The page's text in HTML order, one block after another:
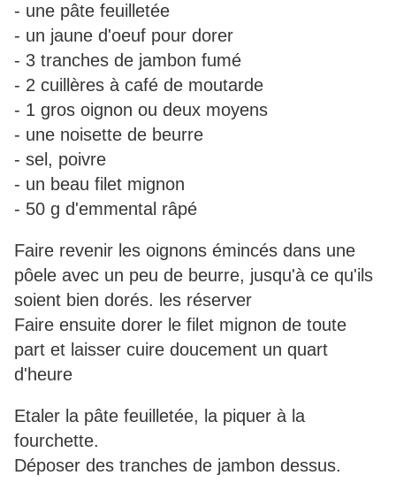
- une pâte feuilletée
- un jaune d'oeuf pour dorer
- 3 tranches de jambon fumé
- 2 cuillères à café de moutarde
- 1 gros oignon ou deux moyens
- une noisette de beurre
- sel, poivre
- un beau filet mignon
- 50 g d'emmental râpé
Faire revenir les oignons émincés dans une
pôele avec un peu de beurre, jusqu'à ce qu'ils
soient bien dorés. les réserver
Faire ensuite dorer le filet mignon de toute
part et laisser cuire doucement un quart
d'heure
Etaler la pâte feuilletée, la piquer à la
fourchette.
Déposer des tranches de jambon dessus.